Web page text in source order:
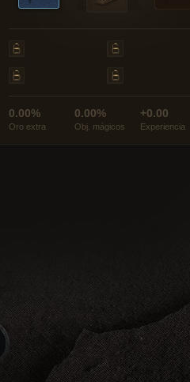
0.00%
Oro extra
0.00%
Obj. mágicos
+0.00
Experiencia